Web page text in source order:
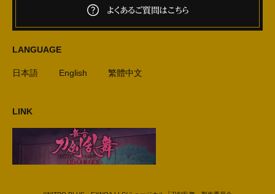
よくあるご質問はこちら
LANGUAGE
日本語 English 繁體中文
LINK